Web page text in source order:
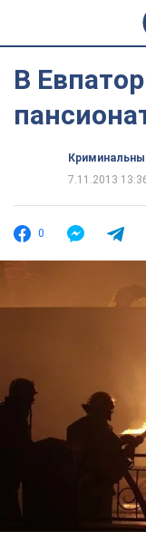
В
7.11.2013
0